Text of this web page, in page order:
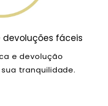
fáceis
e devolução
tranquilidade.